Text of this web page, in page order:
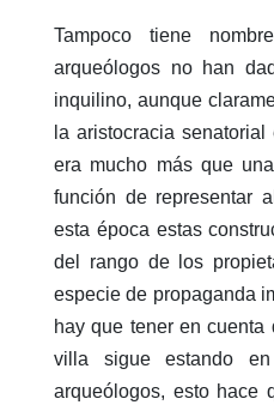
Tampoco tiene
arqueólogos no han
inquilino, aunque
la aristocracia
era mucho más que
función de representar
esta época estas
del rango de los
especie de propaganda
hay que tener en
villa sigue estando
arqueólogos, esto hace